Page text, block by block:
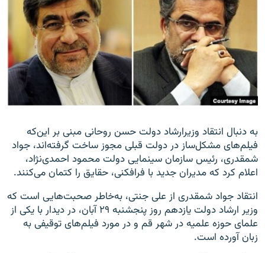
English
به ما بپیوندید
به دنبال انتقاد وزیرارشاد دولت حسن روحانی مبنی بر این‌که
فیلم‌های مشکل‌ساز در دولت قبلی مجوز ساخت گرفته‌اند، جواد
شمقدری، رئیس سازمان سینمایی دولت محمود احمدی‌نژاد،‌
اعلام کرد که مدیران جدید با فرافکنی، ‌حقایق را کتمان می‌کنند.
انتقاد جواد شمقدری از علی جنتی،‌ به‌خاطر صحبت‌هایی است که
وزیر ارشاد دولت یازدهم روز پنجشنبه ۲۹ آبان،‌ در دیدار با یکی از
علمای حوزه علمیه‌ در شهر قم و در مورد فیلم‌های توقیفی به
زبان آورده است.